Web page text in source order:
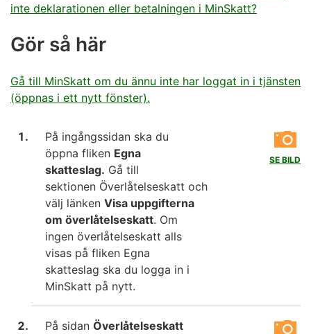
inte deklarationen eller betalningen i MinSkatt?
Gör så här
Gå till MinSkatt om du ännu inte har loggat in i tjänsten
(öppnas i ett nytt fönster).
SE BILD
På ingångssidan ska du
öppna fliken Egna
skatteslag. Gå till
sektionen Överlåtelseskatt och
välj länken Visa uppgifterna
om överlåtelseskatt. Om
ingen överlåtelseskatt alls
visas på fliken Egna
skatteslag ska du logga in i
MinSkatt på nytt.
På sidan Överlåtelseskatt